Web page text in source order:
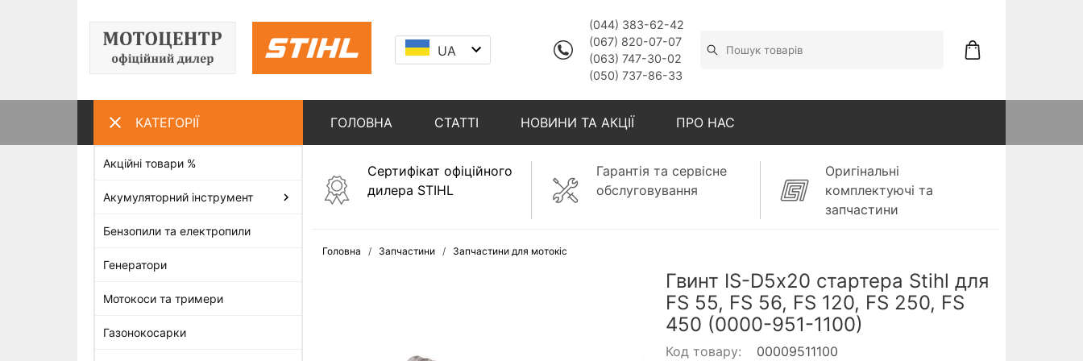
UA
(044) 383-62-42
(067) 820-07-07
(063) 747-30-02
(050) 737-86-33
КАТЕГОРІЇ
Акційні товари %
Акумуляторний інструмент
Бензопили та електропили
Генератори
Мотокоси та тримери
Газонокосарки
ГОЛОВНА СТАТТІ НОВИНИ ТА АКЦІЇ ПРО НАС
Сертифікат офіційного
дилера STIHL
Гарантія та сервісне
обслуговування
Оригінальні
комплектуючі та
запчастини
Головна Запчастини Запчастини для мотокіс
Гвинт IS-D5х20 стартера Stihl для
FS 55, FS 56, FS 120, FS 250, FS
450 (0000-951-1100)
Код товару: 00009511100